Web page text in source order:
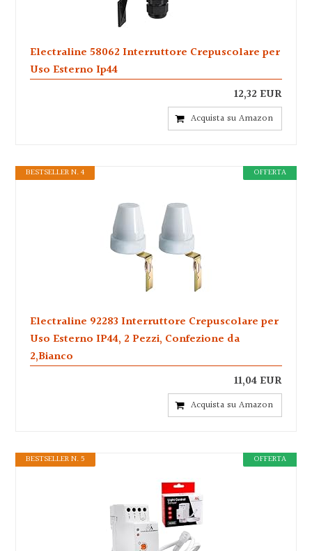
Electraline 58062 Interruttore Crepuscolare per
Uso Esterno Ip44
12,32 EUR
Acquista su Amazon
OFFERTA
BESTSELLER N. 4
Electraline 92283 Interruttore Crepuscolare per
Uso Esterno IP44, 2 Pezzi, Confezione da
2,Bianco
11,04 EUR
Acquista su Amazon
OFFERTA
BESTSELLER N. 5